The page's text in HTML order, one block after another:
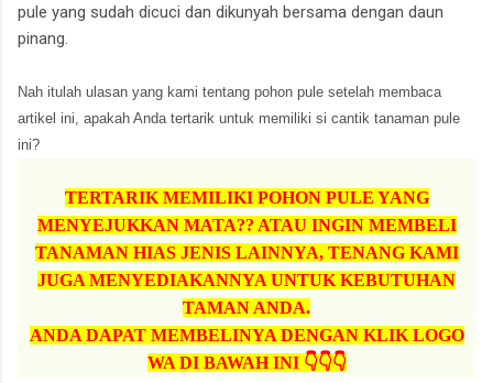
pule yang sudah dicuci dan dikunyah bersama dengan daun
pinang.
Nah itulah ulasan yang kami tentang pohon pule setelah membaca
artikel ini, apakah Anda tertarik untuk memiliki si cantik tanaman pule
ini?
TERTARIK MEMILIKI POHON PULE YANG
MENYEJUKKAN MATA?? ATAU INGIN MEMBELI
TANAMAN HIAS JENIS LAINNYA, TENANG KAMI
JUGA MENYEDIAKANNYA UNTUK KEBUTUHAN
TAMAN ANDA.
ANDA DAPAT MEMBELINYA DENGAN KLIK LOGO
WA DI BAWAH INI 👇👇👇